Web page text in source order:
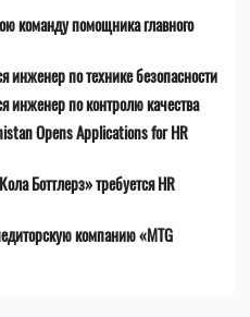
команду помощника главного
инженер по технике безопасности
инженер по контролю качества
Opens Applications for HR
Боттлерз» требуется HR
компанию «MTG